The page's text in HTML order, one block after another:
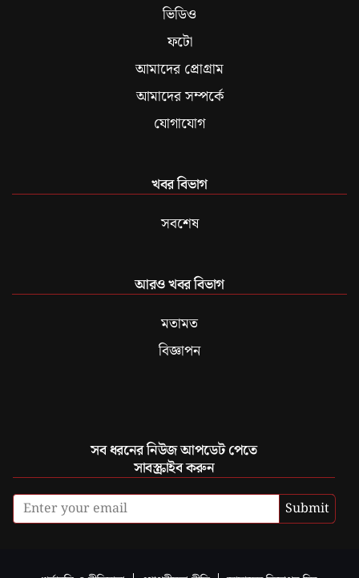
ভিডিও
ফটো
আমাদের প্রোগ্রাম
আমাদের সম্পর্কে
যোগাযোগ
খবর বিভাগ
সবশেষ
আরও খবর বিভাগ
মতামত
বিজ্ঞাপন
সব ধরনের নিউজ আপডেট পেতে
সাবস্ক্রাইব করুন
Submit